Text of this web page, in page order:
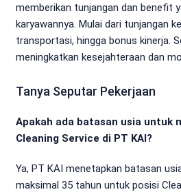
memberikan tunjangan dan benefit
karyawannya. Mulai dari tunjangan
transportasi, hingga bonus kinerja.
meningkatkan kesejahteraan dan
Tanya Seputar Pekerjaan
Apakah ada batasan usia untuk
Cleaning Service di PT KAI?
Ya, PT KAI menetapkan batasan
maksimal 35 tahun untuk posisi